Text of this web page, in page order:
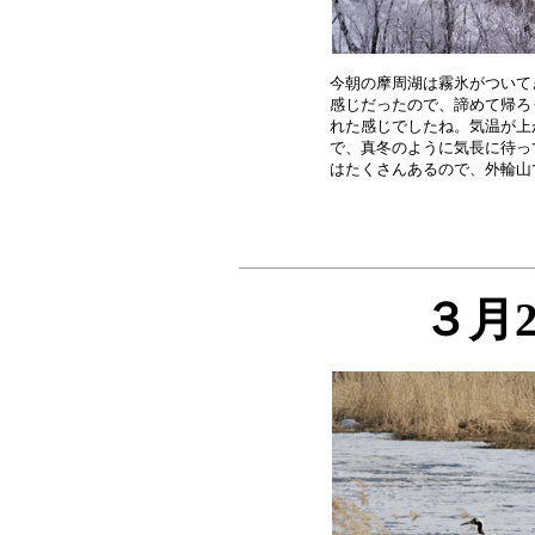
今朝の摩周湖は霧氷がつい
感じだったので、諦めて帰
れた感じでしたね。気温が
で、真冬のように気長に待
３月